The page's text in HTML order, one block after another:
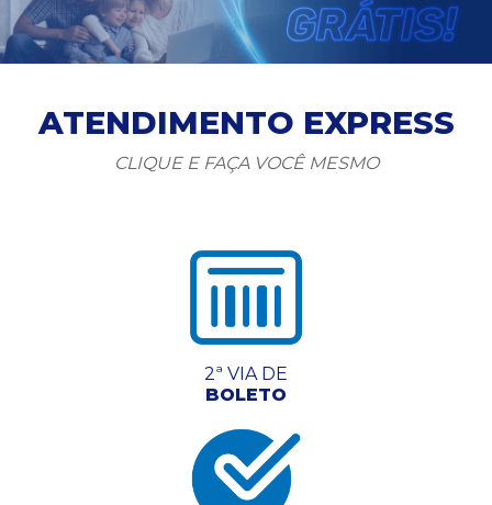
ATENDIMENTO EXPRESS
CLIQUE E FAÇA VOCÊ MESMO
2ª VIA DE
BOLETO